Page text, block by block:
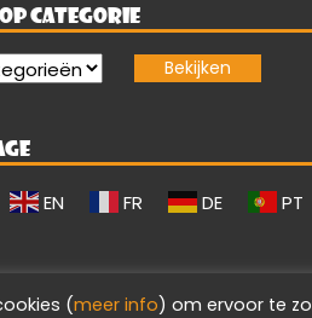
CATEGORIE
EN FR DE PT
(meer info) om ervoor te